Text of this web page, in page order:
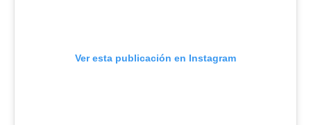
Ver esta publicación en Instagram